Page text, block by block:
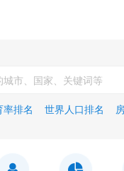
率排名 世界人口排名